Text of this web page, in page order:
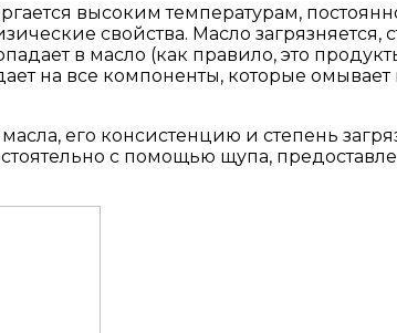
высоким температурам,
свойства. Масло загрязняется,
в масло (как правило, это
на все компоненты, которые омывает
его консистенцию и степень
с помощью щупа,